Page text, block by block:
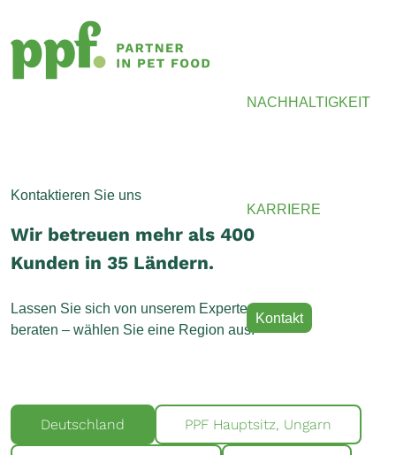
NACHHALTIGKEIT
KARRIERE
Kontakt
Kontaktieren Sie uns
Wir betreuen mehr als 400
Kunden in 35 Ländern.
Lassen Sie sich von unserem Expertenteam
beraten – wählen Sie eine Region aus:
Deutschland PPF Hauptsitz, Ungarn